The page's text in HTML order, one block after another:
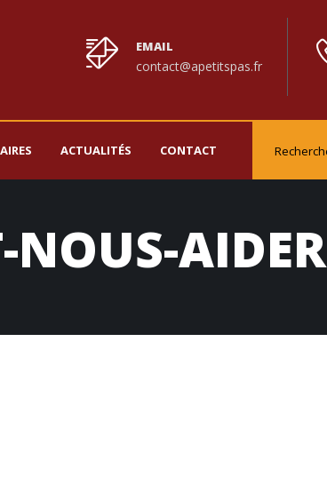
EMAIL
contact@apetitspas.fr
ACTUALITÉS CONTACT
AIDER